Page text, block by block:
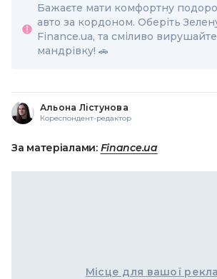
Бажаєте мати комфортну
авто за кордоном. Оберіть
Finance.ua, та сміливо
мандрівку! 🚗
Альона Лістунова
Кореспондент-редактор
За матеріалами: Finance.ua
Місце для вашої